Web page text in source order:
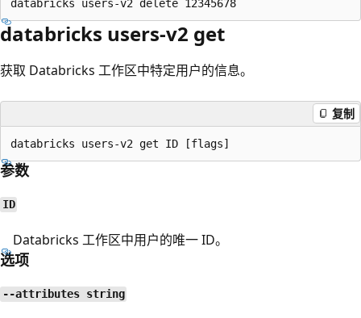
databricks users-v2 get
获取 Databricks 工作区中特定用户的信息。
复制
参数
ID
Databricks 工作区中用户的唯一 ID。
选项
--attributes string